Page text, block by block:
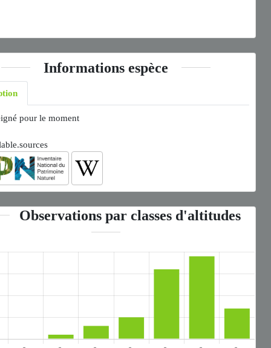
Informations espèce
pour le moment
Observations par classes d'altitudes